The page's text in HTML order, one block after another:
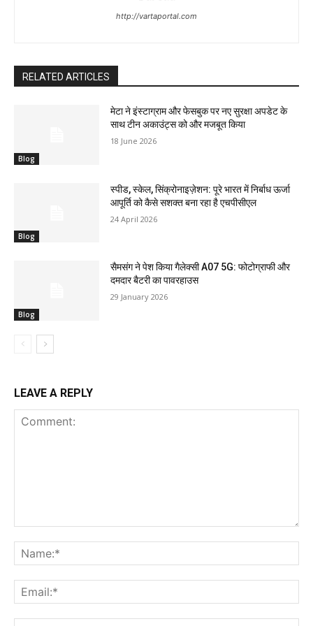
ड्रिल किए जा चुके सुरंग के अवरूद्ध हिस्से के आगे पांच मीटर तक धातु की कोई
स्थापित किया गया है. खुल्बे ने शुक्रवार शाम तक बचाव अभियान पूरा होने की भी
उम्मीद जाहिर की थी.
http://vartaportal.com
RELATED ARTICLES
Blog
मेटा ने इंस्टाग्राम और फेसबुक पर नए सुरक्षा अपडेट के
साथ टीन अकाउंट्स को और मजबूत किया
18 June 2026
Blog
स्पीड, स्केल, सिंक्रोनाइज़ेशन: पूरे भारत में निर्बाध ऊर्जा
आपूर्ति को कैसे सशक्त बना रहा है एचपीसीएल
24 April 2026
Blog
सैमसंग ने पेश किया गैलेक्सी A07 5G: फोटोग्राफी और
दमदार बैटरी का पावरहाउस
29 January 2026
LEAVE A REPLY